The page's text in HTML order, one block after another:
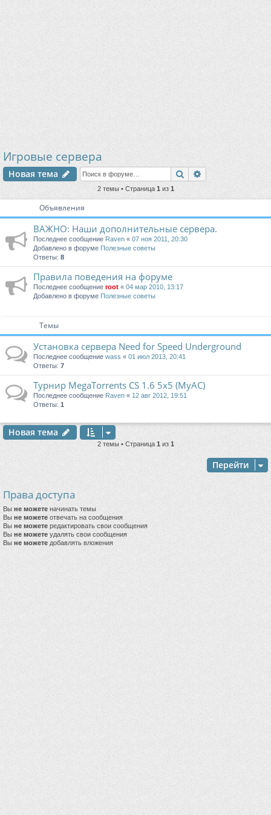
Игровые сервера
Новая тема Поиск
2 темы • Страница 1из 1
Объявления
ВАЖНО: Наши дополнительные сервера.
Последнее сообщение Raven « 07 ноя 2011, 20:30
Добавлено в форуме Полезные советы
Ответы: 8
Правила поведения на форуме
Последнее сообщение root « 04 мар 2010, 13:17
Добавлено в форуме Полезные советы
Темы
Установка сервера Need for Speed Underground
Последнее сообщение wass « 01 июл 2013, 20:41
Ответы: 7
Турнир MegaTorrents CS 1.6 5x5 (MyAC)
Последнее сообщение Raven « 12 авг 2012, 19:51
Ответы: 1
Новая тема
2 темы • Страница 1из 1
Перейти
Права доступа
Вы не можете начинать темы
Вы не можете отвечать на сообщения
Вы не можете редактировать свои сообщения
Вы не можете удалять свои сообщения
Вы не можете добавлять вложения